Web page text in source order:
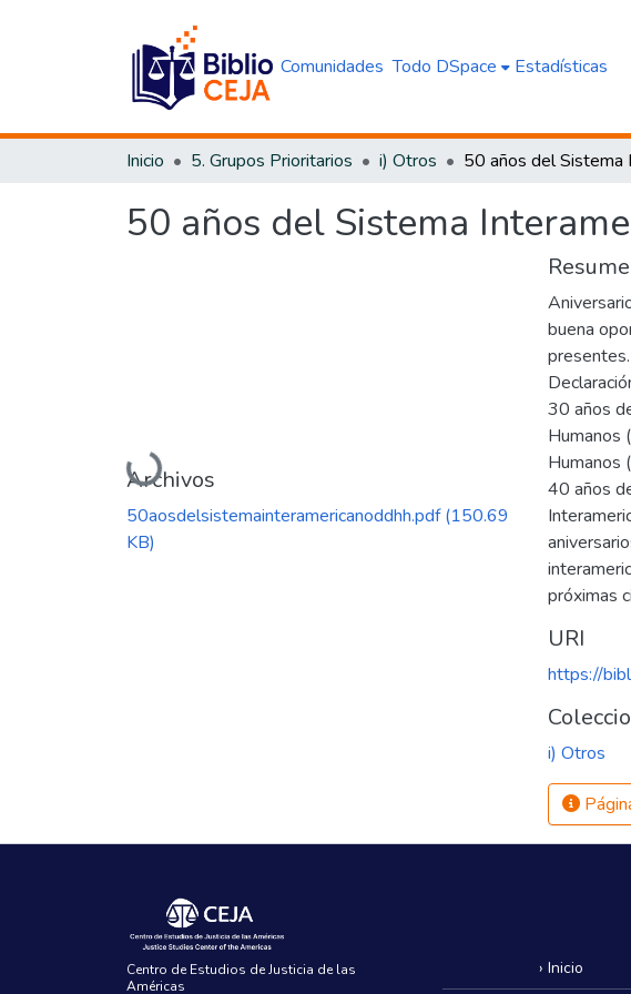
Comunidades Todo DSpace Estadísticas
Inicio 5. Grupos Prioritarios i) Otros
50 años del Sistema
Cargando...
Archivos
50aosdelsistemainteramericanoddhh.pdf(150.69
KB)
buena
30 años
Humanos
Humanos
40 años
próximas
URI
https://
i) Otros
Centro de Estudios de Justicia de las
Américas
› Inicio